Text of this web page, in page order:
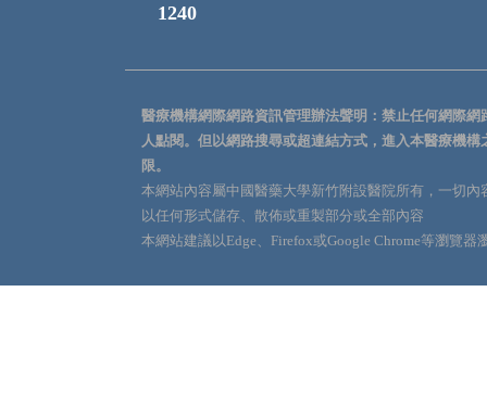
1240
醫療機構網際網路資訊管理辦法聲明：禁止任何網際
人點閱。但以網路搜尋或超連結方式，進入本醫療機
限。
本網站內容屬中國醫藥大學新竹附設醫院所有，一切
以任何形式儲存、散佈或重製部分或全部內容
本網站建議以Edge、Firefox或Google Chrome等瀏覽器